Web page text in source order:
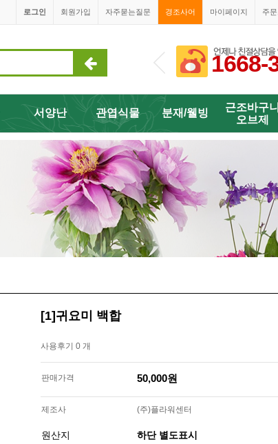
주
마이페이지
경조사어
자주묻는질문
회원가입
로그인
1668-3505 1668-
서양난 관엽식물 분재/웰빙
근조바구니
오브제
[1]귀요미 백합
사용후기 0 개
판매가격 50,000원
제조사 (주)플라워센터
원산지 하단 별도표시